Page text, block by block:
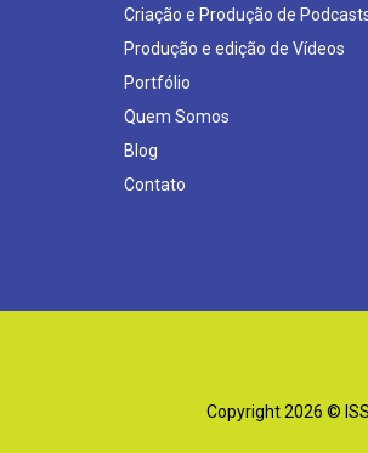
Criação e Produção de
Produção e edição de Vídeos
Portfólio
Quem Somos
Blog
Contato
Copyright 2026 ©